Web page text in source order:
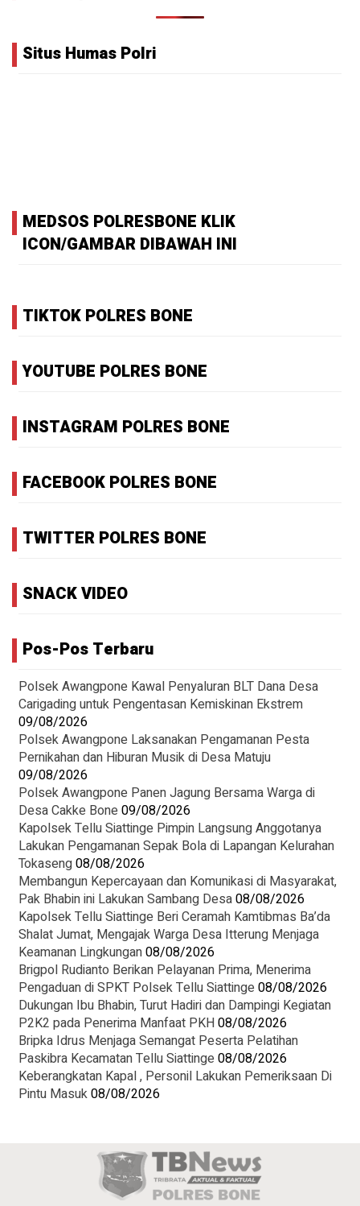
Situs Humas Polri
MEDSOS POLRESBONE KLIK
ICON/GAMBAR DIBAWAH INI
TIKTOK POLRES BONE
YOUTUBE POLRES BONE
INSTAGRAM POLRES BONE
FACEBOOK POLRES BONE
TWITTER POLRES BONE
SNACK VIDEO
Pos-Pos Terbaru
‎Polsek Awangpone Kawal Penyaluran BLT Dana Desa
Carigading untuk Pengentasan Kemiskinan Ekstrem
09/08/2026
‎Polsek Awangpone Laksanakan Pengamanan Pesta
Pernikahan dan Hiburan Musik di Desa Matuju ‎
09/08/2026
Polsek Awangpone Panen Jagung Bersama Warga di
Desa Cakke Bone09/08/2026
Kapolsek Tellu Siattinge Pimpin Langsung Anggotanya
Lakukan Pengamanan Sepak Bola di Lapangan Kelurahan
Tokaseng08/08/2026
Membangun Kepercayaan dan Komunikasi di Masyarakat,
Pak Bhabin ini Lakukan Sambang Desa08/08/2026
Kapolsek Tellu Siattinge Beri Ceramah Kamtibmas Ba’da
Shalat Jumat, Mengajak Warga Desa Itterung Menjaga
Keamanan Lingkungan08/08/2026
Brigpol Rudianto Berikan Pelayanan Prima, Menerima
Pengaduan di SPKT Polsek Tellu Siattinge08/08/2026
Dukungan Ibu Bhabin, Turut Hadiri dan Dampingi Kegiatan
P2K2 pada Penerima Manfaat PKH08/08/2026
Bripka Idrus Menjaga Semangat Peserta Pelatihan
Paskibra Kecamatan Tellu Siattinge08/08/2026
Keberangkatan Kapal , Personil Lakukan Pemeriksaan Di
Pintu Masuk08/08/2026